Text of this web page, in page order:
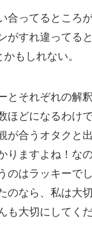
合ってるところ
がすれ違ってる
もしれない。
とそれぞれの解
ほどになるわけ
が合うオタクと
りますよね！な
のはラッキーで
のなら、私は大
も大切にしてく